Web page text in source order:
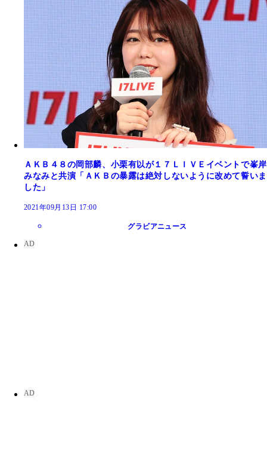
ＡＫＢ４８の岡部麟、小栗有以が１７ＬＩＶＥイベントで峯岸
みなみと共演「ＡＫＢの暴露は絶対しないように改めて誓いま
した」
2021年09月13日 17:00
グラビアニュース